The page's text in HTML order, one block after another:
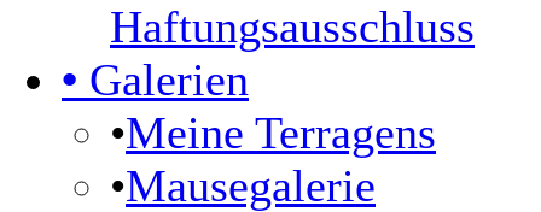
Haftungsausschluss
• Galerien
•Meine Terragens
•Mausegalerie